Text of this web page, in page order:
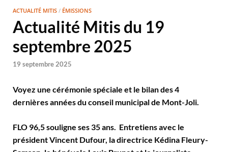
ACTUALITÉ MITIS / ÉMISSIONS
Actualité Mitis du 19
septembre 2025
19 septembre 2025
Voyez une cérémonie spéciale et le bilan des 4
dernières années du conseil municipal de Mont-Joli.
FLO 96,5 souligne ses 35 ans. Entretiens avec le
président Vincent Dufour, la directrice Kédina Fleury-